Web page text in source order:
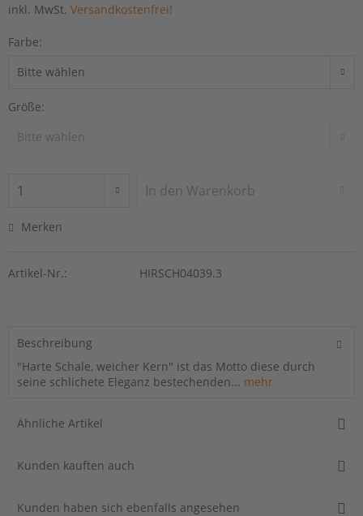
inkl. MwSt. Versandkostenfrei!
Farbe:
Größe:
In den Warenkorb
Merken
Artikel-Nr.: HIRSCH04039.3
Beschreibung
"Harte Schale, weicher Kern" ist das Motto diese durch
seine schlichete Eleganz bestechenden... mehr
Ähnliche Artikel
Kunden kauften auch
Kunden haben sich ebenfalls angesehen